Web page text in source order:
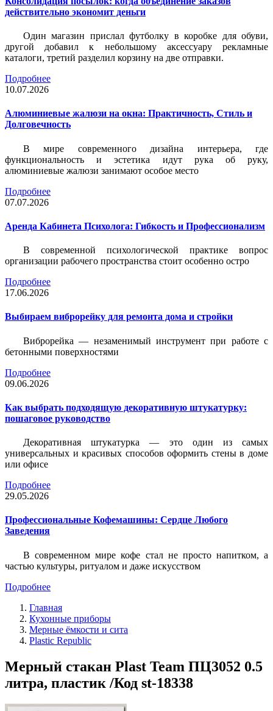
действительно экономит деньги
Один магазин прислал футболку в коробке для обуви,
другой добавил к небольшому аксессуару рекламные
каталоги, третий разделил корзину на две отправки.
Подробнее
10.07.2026
Алюминиевые жалюзи на окна: Практичность, Стиль и
Долговечность
В мире современного дизайна интерьера, где
функциональность и эстетика идут рука об руку,
алюминиевые жалюзи занимают особое место
Подробнее
07.07.2026
Аренда Кабинета Психолога: Гибкость и Профессионализм
В современной психологической практике вопрос
организации рабочего пространства стоит особенно остро
Подробнее
17.06.2026
Выбираем виброрейку для ремонта дома и стройки
Виброрейка — незаменимый инструмент при работе с
бетонными поверхностями
Подробнее
09.06.2026
Как выбрать подходящую декоративную штукатурку:
пошаговое руководство
Декоративная штукатурка — это один из самых
универсальных и красивых способов оформить стены в доме
или офисе
Подробнее
29.05.2026
Профессиональные Кофемашины: Сердце Любого
Заведения
В современном мире кофе стал не просто напитком, а
частью культуры, ритуалом и даже искусством
Подробнее
Главная
Кухонные приборы
Мерные ёмкости и сита
Plastic Republic
Мерный стакан Plast Team ПЦ3052 0.5
литра, пластик /Код st-18338